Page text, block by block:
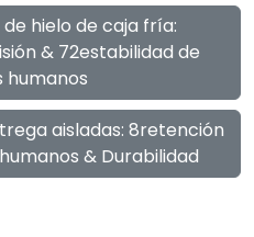
hielo de caja fría:
& 72estabilidad de
humanos
aisladas: 8retención
& Durabilidad